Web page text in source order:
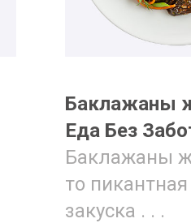
Баклажаны
Еда Без
Баклажаны
то
закуска . . .